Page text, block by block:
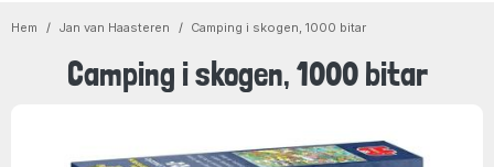
Hem Jan van Haasteren Camping i skogen, 1000 bitar
Camping i skogen, 1000 bitar